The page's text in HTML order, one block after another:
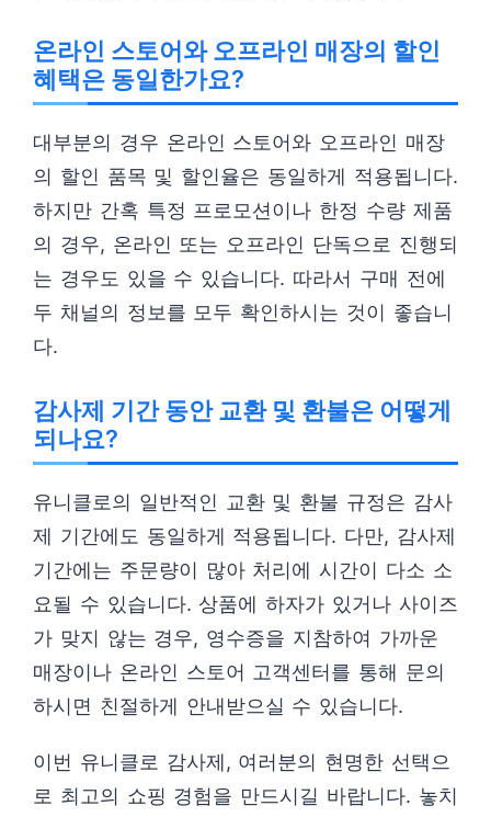
온라인 스토어와 오프라인 매장의 할인
혜택은 동일한가요?
대부분의 경우 온라인 스토어와 오프라인 매장
의 할인 품목 및 할인율은 동일하게 적용됩니다.
하지만 간혹 특정 프로모션이나 한정 수량 제품
의 경우, 온라인 또는 오프라인 단독으로 진행되
는 경우도 있을 수 있습니다. 따라서 구매 전에
두 채널의 정보를 모두 확인하시는 것이 좋습니
다.
감사제 기간 동안 교환 및 환불은 어떻게
되나요?
유니클로의 일반적인 교환 및 환불 규정은 감사
제 기간에도 동일하게 적용됩니다. 다만, 감사제
기간에는 주문량이 많아 처리에 시간이 다소 소
요될 수 있습니다. 상품에 하자가 있거나 사이즈
가 맞지 않는 경우, 영수증을 지참하여 가까운
매장이나 온라인 스토어 고객센터를 통해 문의
하시면 친절하게 안내받으실 수 있습니다.
이번 유니클로 감사제, 여러분의 현명한 선택으
로 최고의 쇼핑 경험을 만드시길 바랍니다. 놓치